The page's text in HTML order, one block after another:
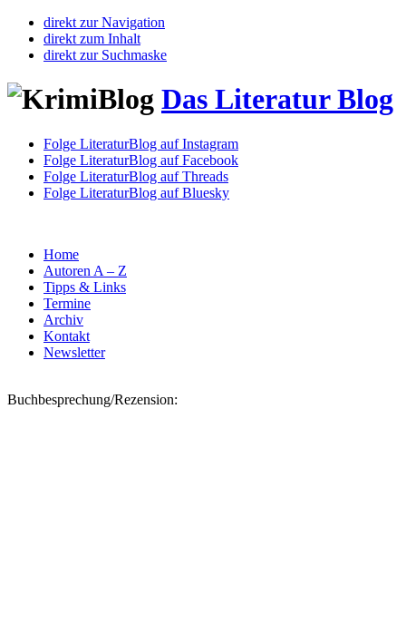
direkt zur Navigation
direkt zum Inhalt
direkt zur Suchmaske
Das Literatur Blog
Folge LiteraturBlog auf Instagram
Folge LiteraturBlog auf Facebook
Folge LiteraturBlog auf Threads
Folge LiteraturBlog auf Bluesky
Home
Autoren A – Z
Tipps & Links
Termine
Archiv
Kontakt
Newsletter
Buchbesprechung/Rezension: